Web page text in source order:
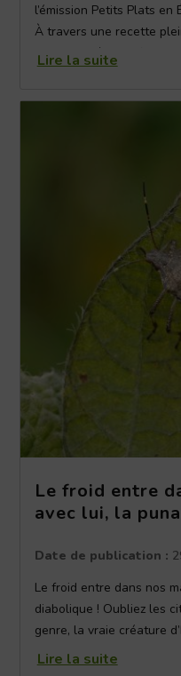
l’émission Petits Plats
À travers une recette
mis en lumière un fruit
Lire la suite
Le froid entre
avec lui, la
Date de publication :
Le froid entre dans nos
diabolique ! Oubliez les
genre, la vraie créature
Lire la suite